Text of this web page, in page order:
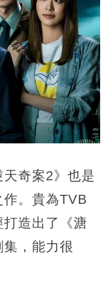
奇案2》也是
。貴為TVB
造出了《溏
，能力很